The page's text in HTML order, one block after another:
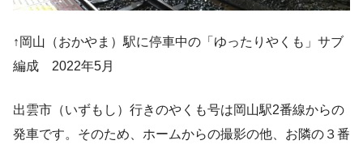
↑岡山（おかやま）駅に停車中の「ゆったりやくも」サブ
編成 2022年5月
出雲市（いずもし）行きのやくも号は岡山駅2番線からの
発車です。そのため、ホームからの撮影の他、お隣の３番